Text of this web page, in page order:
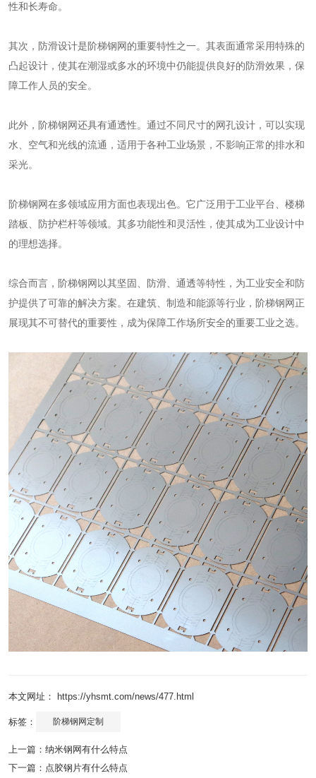
性和长寿命。
其次，防滑设计是阶梯钢网的重要特性之一。其表面通常采用特殊的
凸起设计，使其在潮湿或多水的环境中仍能提供良好的防滑效果，保
障工作人员的安全。
此外，阶梯钢网还具有通透性。通过不同尺寸的网孔设计，可以实现
水、空气和光线的流通，适用于各种工业场景，不影响正常的排水和
采光。
阶梯钢网在多领域应用方面也表现出色。它广泛用于工业平台、楼梯
踏板、防护栏杆等领域。其多功能性和灵活性，使其成为工业设计中
的理想选择。
综合而言，阶梯钢网以其坚固、防滑、通透等特性，为工业安全和防
护提供了可靠的解决方案。在建筑、制造和能源等行业，阶梯钢网正
展现其不可替代的重要性，成为保障工作场所安全的重要工业之选。
本文网址： https://yhsmt.com/news/477.html
标签： 阶梯钢网定制
上一篇： 纳米钢网有什么特点
下一篇： 点胶钢片有什么特点